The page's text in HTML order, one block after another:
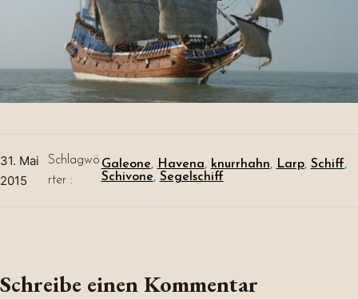
31. Mai
2015
Schlagwö
rter :
Galeone, Havena, knurrhahn, Larp, Schiff ,
Schivone, Segelschiff
Schreibe einen Kommentar